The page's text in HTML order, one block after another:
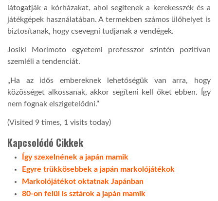
látogatják a kórházakat, ahol segítenek a kerekesszék és a
játékgépek használatában. A termekben számos ülőhelyet is
biztosítanak, hogy csevegni tudjanak a vendégek.
Josiki Morimoto egyetemi professzor szintén pozitívan
szemléli a tendenciát.
„ Ha az idős embereknek lehetőségük van arra, hogy
közösséget alkossanak, akkor segíteni kell őket ebben. Így
nem fognak elszigetelődni.”
(Visited 9 times, 1 visits today)
Kapcsolódó Cikkek
Így szexelnének a japán mamik
Egyre trükkösebbek a japán markolójátékok
Markolójátékot oktatnak Japánban
80-on felül is sztárok a japán mamik